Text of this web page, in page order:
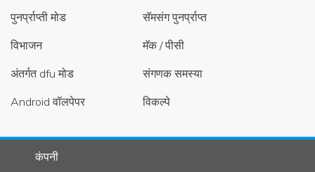
पुनर्प्राप्ती मोड
सॅमसंग पुनर्प्राप्त
विभाजन
मॅक / पीसी
अंतर्गत dfu मोड
संगणक समस्या
Android वॉलपेपर
विकल्पे
कंपनी